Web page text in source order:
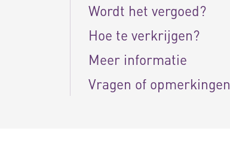
Wordt het vergoed?
Hoe te verkrijgen?
Meer informatie
Vragen of opmerkingen